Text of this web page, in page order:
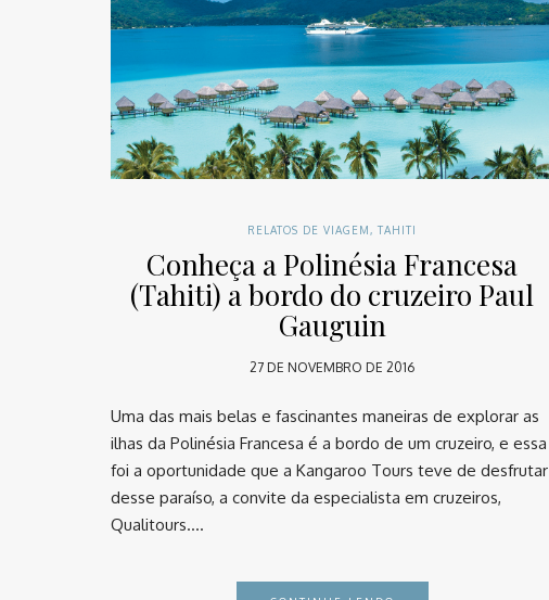
RELATOS DE VIAGEM,TAHITI
Conheça a Polinésia Francesa
(Tahiti) a bordo do cruzeiro Paul
Gauguin
27 DE NOVEMBRO DE 2016
Uma das mais belas e fascinantes maneiras de explorar as
ilhas da Polinésia Francesa é a bordo de um cruzeiro, e essa
foi a oportunidade que a Kangaroo Tours teve de desfrutar
desse paraíso, a convite da especialista em cruzeiros,
Qualitours….